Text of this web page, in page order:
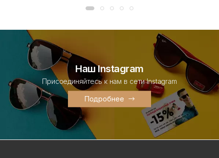
Наш Instagram
Присоединяйтесь к нам в сети Instagram
Подробнее